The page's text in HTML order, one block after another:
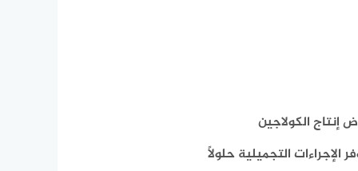
إنتاج الكولاجين
الإجراءات التجميلية حلولًا